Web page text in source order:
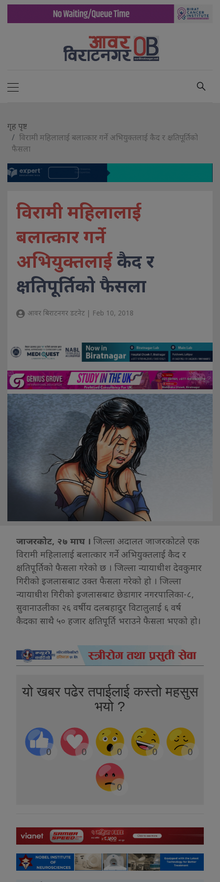
गृह पृष्ट
विरामी महिलालाई बलात्कार गर्ने अभियुक्तलाई कैद र क्षतिपूर्तिको
फैसला
विरामी महिलालाई
बलात्कार गर्ने
अभियुक्तलाईकैद र
क्षतिपूर्तिको फैसला
आवर बिराटनगर डटनेट | Feb 10, 2018
जाजरकोट, २७ माघ । जिल्ला अदालत जाजरकोटले एक
विरामी महिलालाई बलात्कार गर्ने अभियुक्तलाई कैद र
क्षतिपूर्तिको फैसला गरेको छ । जिल्ला न्यायाधीश देवकुमार
गिरीको इजलासबाट उक्त फैसला गरेको हो । जिल्ला
न्यायाधीश गिरीको इजलासबाट छेडागार नगरपालिका-८,
सुवानाउलीका २६ वर्षीय दलबहादुर विटालुलाई ६ वर्ष
कैदका साथै ५० हजार क्षतिपूर्ति भराउने फैसला भएको हो।
यो खबर पढेर तपाईलाई कस्तो महसुस
भयो ?
0 0 0 0 0
0